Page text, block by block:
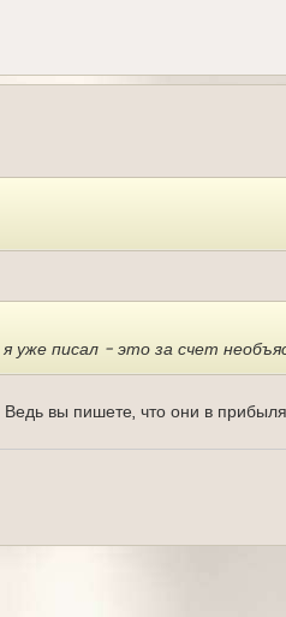
уже писал - это за счет
вы пишете, что они в